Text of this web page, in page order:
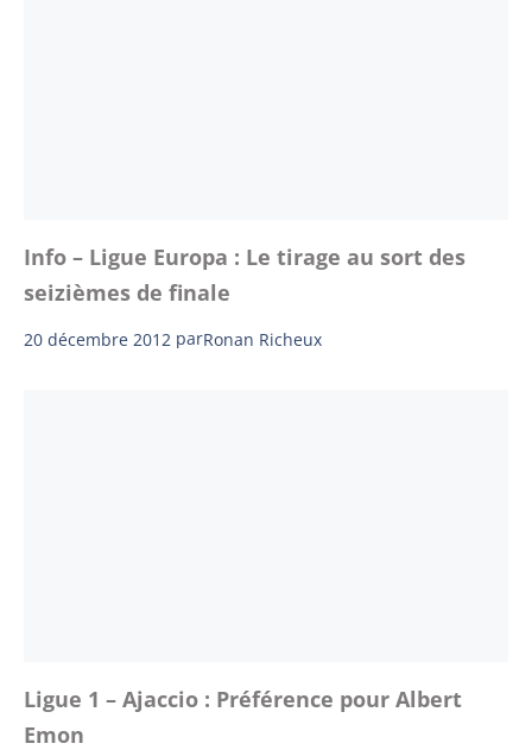
Info – Ligue Europa : Le tirage au sort des
seizièmes de finale
20 décembre 2012 parRonan Richeux
Ligue 1 – Ajaccio : Préférence pour Albert
Emon